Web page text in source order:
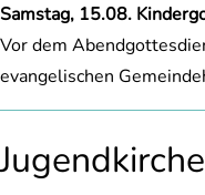
Samstag, 15.08.
Vor dem
evangelischen